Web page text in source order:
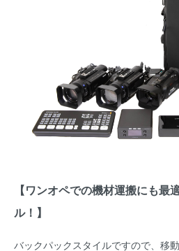
【ワンオペでの機材運搬にも最
ル！】
バックパックスタイルですので、移